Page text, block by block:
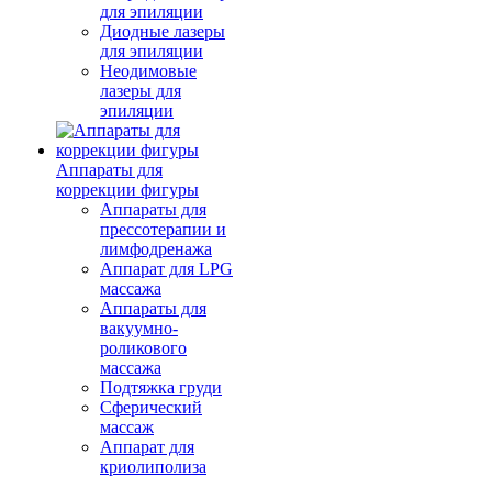
для эпиляции
Диодные лазеры
для эпиляции
Неодимовые
лазеры для
эпиляции
Аппараты для
коррекции фигуры
Аппараты для
прессотерапии и
лимфодренажа
Аппарат для LPG
массажа
Аппараты для
вакуумно-
роликового
массажа
Подтяжка груди
Сферический
массаж
Аппарат для
криолиполиза